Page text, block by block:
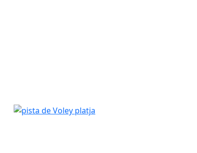
pista de Voley platja